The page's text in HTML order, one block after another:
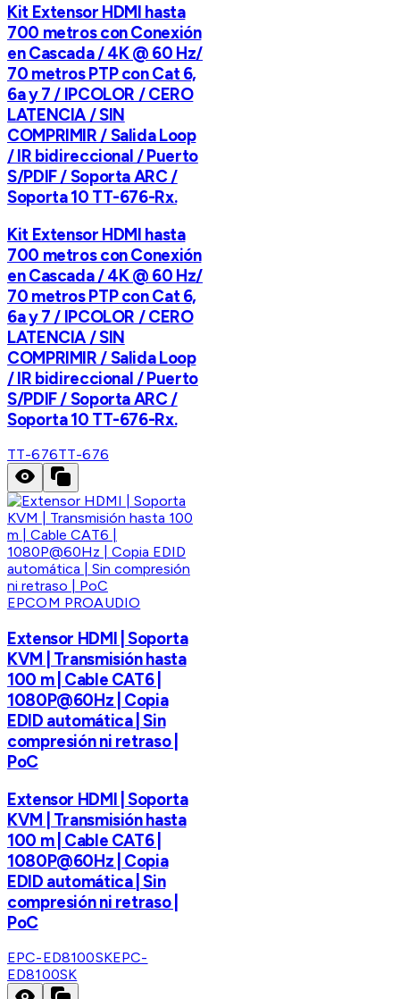
Kit Extensor HDMI hasta
700 metros con Conexión
en Cascada / 4K @ 60 Hz/
70 metros PTP con Cat 6,
6a y 7 / IPCOLOR / CERO
LATENCIA / SIN
COMPRIMIR / Salida Loop
/ IR bidireccional / Puerto
S/PDIF / Soporta ARC /
Soporta 10 TT-676-Rx.
Kit Extensor HDMI hasta
700 metros con Conexión
en Cascada / 4K @ 60 Hz/
70 metros PTP con Cat 6,
6a y 7 / IPCOLOR / CERO
LATENCIA / SIN
COMPRIMIR / Salida Loop
/ IR bidireccional / Puerto
S/PDIF / Soporta ARC /
Soporta 10 TT-676-Rx.
TT-676TT-676
EPCOM PROAUDIO
Extensor HDMI | Soporta
KVM | Transmisión hasta
100 m | Cable CAT6 |
1080P@60Hz | Copia
EDID automática | Sin
compresión ni retraso |
PoC
Extensor HDMI | Soporta
KVM | Transmisión hasta
100 m | Cable CAT6 |
1080P@60Hz | Copia
EDID automática | Sin
compresión ni retraso |
PoC
EPC-ED8100SKEPC-
ED8100SK